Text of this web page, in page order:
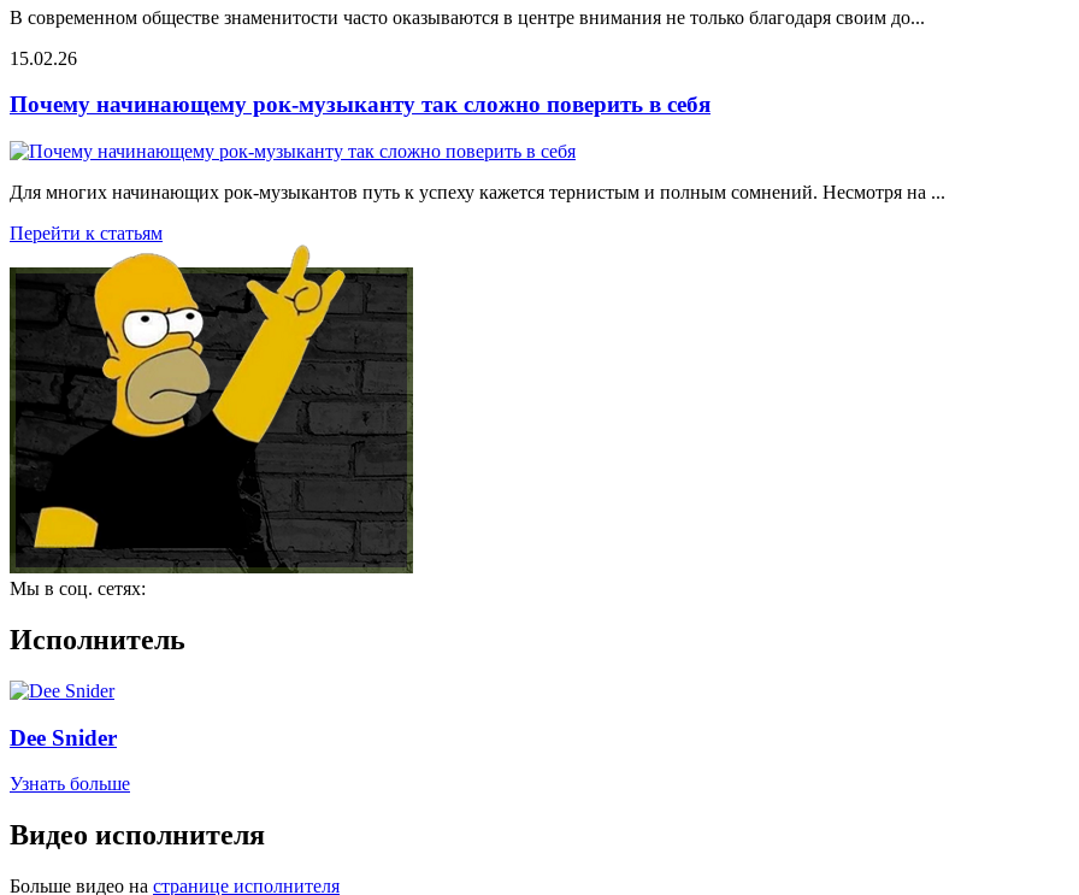
В современном обществе знаменитости часто оказываются в центре внимания не только благодаря своим до...
15.02.26
Почему начинающему рок-музыканту так сложно поверить в себя
Для многих начинающих рок-музыкантов путь к успеху кажется тернистым и полным сомнений. Несмотря на ...
Перейти к статьям
Мы в соц. сетях:
Исполнитель
Dee Snider
Узнать больше
Видео исполнителя
Больше видео на странице исполнителя